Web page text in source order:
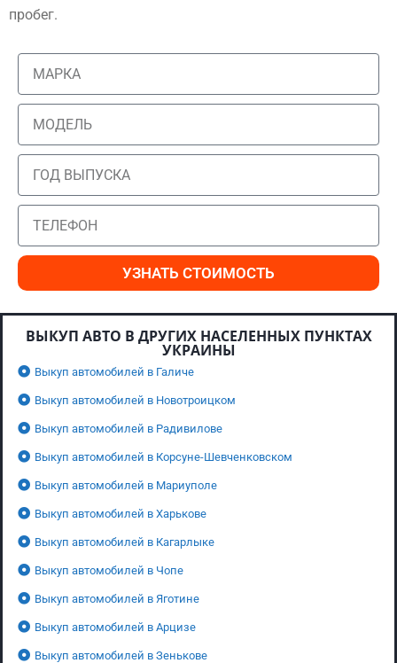
пробег.
УЗНАТЬ СТОИМОСТЬ
ВЫКУП АВТО В ДРУГИХ НАСЕЛЕННЫХ ПУНКТАХ
УКРАИНЫ
Выкуп автомобилей в Галиче
Выкуп автомобилей в Новотроицком
Выкуп автомобилей в Радивилове
Выкуп автомобилей в Корсуне-Шевченковском
Выкуп автомобилей в Мариуполе
Выкуп автомобилей в Харькове
Выкуп автомобилей в Кагарлыке
Выкуп автомобилей в Чопе
Выкуп автомобилей в Яготине
Выкуп автомобилей в Арцизе
Выкуп автомобилей в Зенькове